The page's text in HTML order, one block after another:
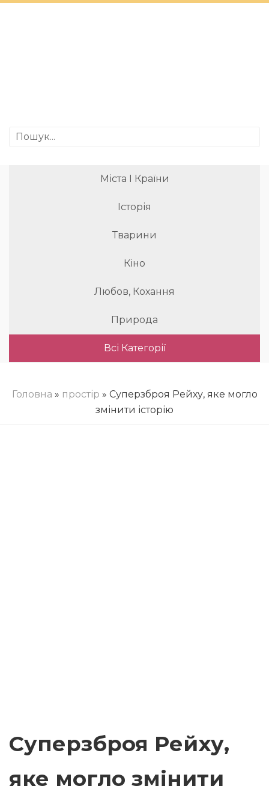
Міста І Країни
Історія
Тварини
Кіно
Любов, Кохання
Природа
Всі Категорії
Головна » простір » Суперзброя Рейху, яке могло
змінити історію
Суперзброя Рейху,
яке могло змінити